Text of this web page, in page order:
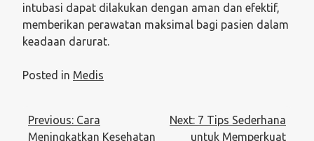
intubasi dapat dilakukan dengan aman dan efektif,
memberikan perawatan maksimal bagi pasien dalam
keadaan darurat.
Posted in Medis
Post
navigation
Previous: Cara
Meningkatkan Kesehatan
Next: 7 Tips Sederhana
untuk Memperkuat